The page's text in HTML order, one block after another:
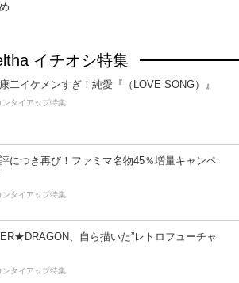
イチオシ特集
二イケメンすぎ！純愛『（LOVE SONG）』
ンタイアップ特集
につき再び！ファミマ名物45％増量キャンペ
ンタイアップ特集
、自ら描いた”レトロフューチャ
ンタイアップ特集